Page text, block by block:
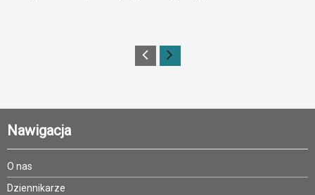
Nawigacja
O nas
Dziennikarze